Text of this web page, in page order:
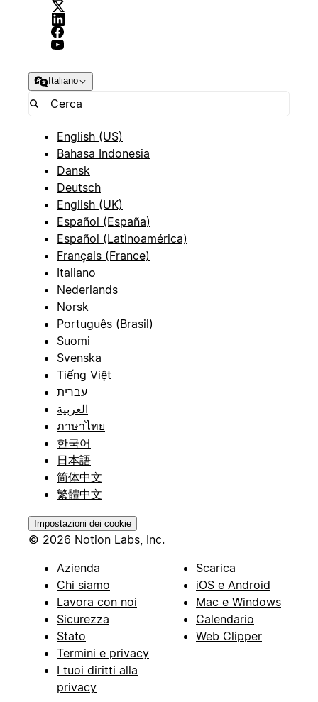
Italiano
English (US)
Bahasa Indonesia
Dansk
Deutsch
English (UK)
Español (España)
Español (Latinoamérica)
Français (France)
Italiano
Nederlands
Norsk
Português (Brasil)
Suomi
Svenska
Tiếng Việt
עברית
العربية
ภาษาไทย
한국어
日本語
简体中文
繁體中文
Impostazioni dei cookie
© 2026 Notion Labs, Inc.
Azienda
Chi siamo
Lavora con noi
Sicurezza
Stato
Termini e privacy
I tuoi diritti alla
privacy
Scarica
iOS e Android
Mac e Windows
Calendario
Web Clipper